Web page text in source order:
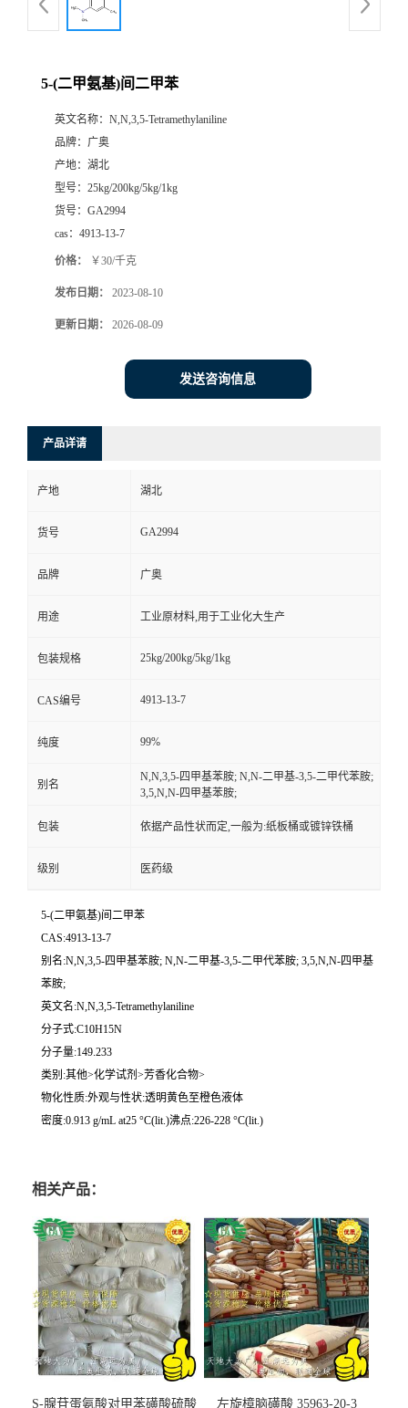
5-(二甲氨基)间二甲苯
英文名称： N,N,3,5-Tetramethylaniline
品牌： 广奥
产地： 湖北
型号： 25kg/200kg/5kg/1kg
货号： GA2994
cas： 4913-13-7
价格： ￥30/千克
发布日期： 2023-08-10
更新日期： 2026-08-09
发送咨询信息
产品详请
产地 湖北
货号 GA2994
品牌 广奥
用途 工业原材料,用于工业化大生产
包装规格 25kg/200kg/5kg/1kg
CAS编号 4913-13-7
纯度 99%
别名
N,N,3,5-四甲基苯胺; N,N-二甲基-3,5-二甲代苯胺;
3,5,N,N-四甲基苯胺;
包装 依据产品性状而定,一般为:纸板桶或镀锌铁桶
级别 医药级
5-(二甲氨基)间二甲苯
CAS:4913-13-7
别名:N,N,3,5-四甲基苯胺; N,N-二甲基-3,5-二甲代苯胺; 3,5,N,N-四甲基
苯胺;
英文名:N,N,3,5-Tetramethylaniline
分子式:C10H15N
分子量:149.233
类别:其他>化学试剂>芳香化合物>
物化性质:外观与性状:透明黄色至橙色液体
密度:0.913 g/mL at25 °C(lit.)沸点:226-228 °C(lit.)
相关产品：
S-腺苷蛋氨酸对甲苯磺酸硫酸 左旋樟脑磺酸 35963-20-3